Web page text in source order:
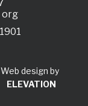
org
Web design by
ELEVATION